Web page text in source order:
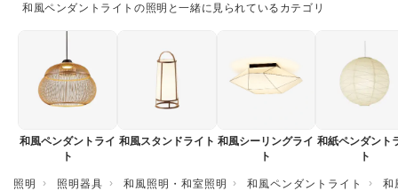
和風ペンダントライトの照明と一緒に見られているカテゴリ
和風ペンダントライ
ト
和風スタンドライト 和風シーリングライ
ト
和紙ペンダント
ト
照明 照明器具 和風照明・和室照明 和風ペンダントライト 和